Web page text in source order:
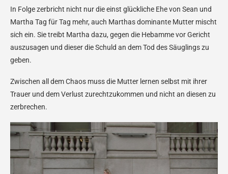
In Folge zerbricht nicht nur die einst glückliche Ehe von Sean und
Martha Tag für Tag mehr, auch Marthas dominante Mutter mischt
sich ein. Sie treibt Martha dazu, gegen die Hebamme vor Gericht
auszusagen und dieser die Schuld an dem Tod des Säuglings zu
geben.
Zwischen all dem Chaos muss die Mutter lernen selbst mit ihrer
Trauer und dem Verlust zurechtzukommen und nicht an diesen zu
zerbrechen.